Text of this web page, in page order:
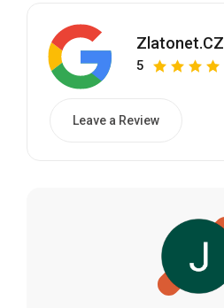
Zlatonet.CZ
5
Leave a Review